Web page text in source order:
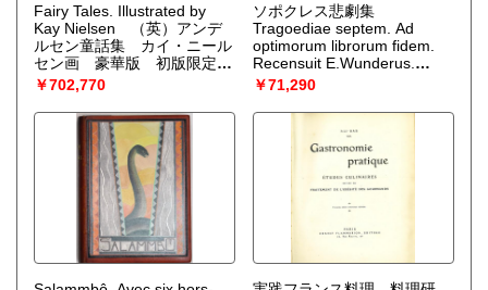
Fairy Tales. Illustrated by
Kay Nielsen （英）アンデ
ルセン童話集 カイ・ニール
セン画 豪華版 初版限定
500部画家サイン
（ANDERSEN,H.）
￥702,770
ソポクレス悲劇集
Tragoediae septem. Ad
optimorum librorum fidem.
Recensuit E.Wunderus.
Accesserunt brevis anno. &
conspectus metrorum.
ポクレス SOPHOCLES.）
￥71,290